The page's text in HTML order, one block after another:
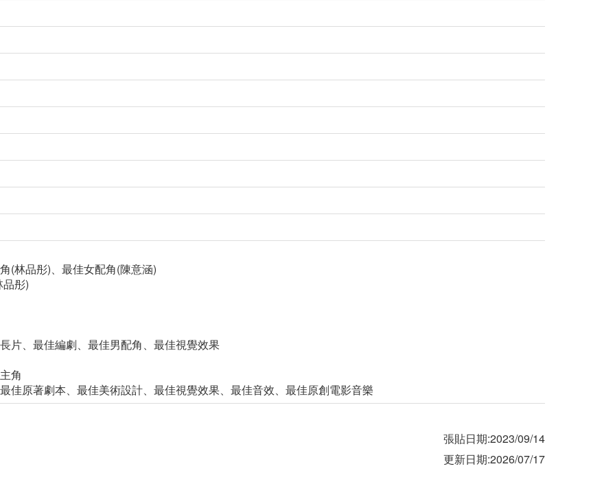
(林品彤)、最佳女配角(陳意涵)
彤)
片、最佳編劇、最佳男配角、最佳視覺效果
角
佳原著劇本、最佳美術設計、最佳視覺效果、最佳音效、最佳原創電影音樂
張貼日期:2023/09/14
更新日期:2026/07/17